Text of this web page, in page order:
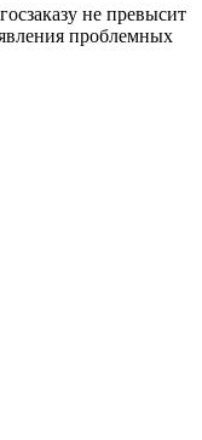
не превысит
проблемных